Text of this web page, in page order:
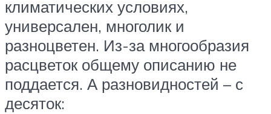
климатических условиях,
универсален, многолик и
разноцветен. Из-за многообразия
расцветок общему описанию не
поддается. А разновидностей – с
десяток: